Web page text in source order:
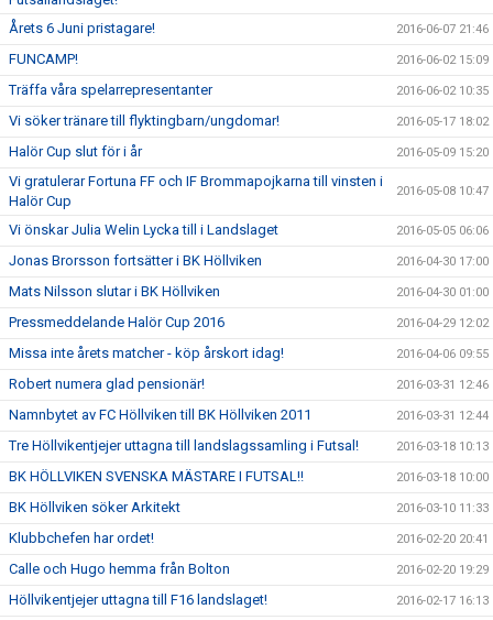
Årets 6 Juni pristagare! 2016-06-07 21:46
FUNCAMP! 2016-06-02 15:09
Träffa våra spelarrepresentanter 2016-06-02 10:35
Vi söker tränare till flyktingbarn/ungdomar! 2016-05-17 18:02
Halör Cup slut för i år 2016-05-09 15:20
Vi gratulerar Fortuna FF och IF Brommapojkarna till vinsten i
Halör Cup
2016-05-08 10:47
Vi önskar Julia Welin Lycka till i Landslaget 2016-05-05 06:06
Jonas Brorsson fortsätter i BK Höllviken 2016-04-30 17:00
Mats Nilsson slutar i BK Höllviken 2016-04-30 01:00
Pressmeddelande Halör Cup 2016 2016-04-29 12:02
Missa inte årets matcher - köp årskort idag! 2016-04-06 09:55
Robert numera glad pensionär! 2016-03-31 12:46
Namnbytet av FC Höllviken till BK Höllviken 2011 2016-03-31 12:44
Tre Höllvikentjejer uttagna till landslagssamling i Futsal! 2016-03-18 10:13
BK HÖLLVIKEN SVENSKA MÄSTARE I FUTSAL!! 2016-03-18 10:00
BK Höllviken söker Arkitekt 2016-03-10 11:33
Klubbchefen har ordet! 2016-02-20 20:41
Calle och Hugo hemma från Bolton 2016-02-20 19:29
Höllvikentjejer uttagna till F16 landslaget! 2016-02-17 16:13